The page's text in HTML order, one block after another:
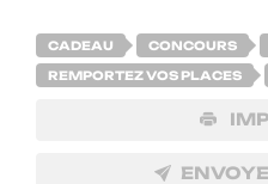
CADEAU CONCOURS
REMPORTEZ VOS PLACES